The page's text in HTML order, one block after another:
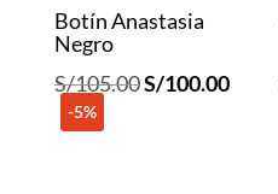
Botín Anastasia
Negro
S/105.00El
S/100.00El
-5%